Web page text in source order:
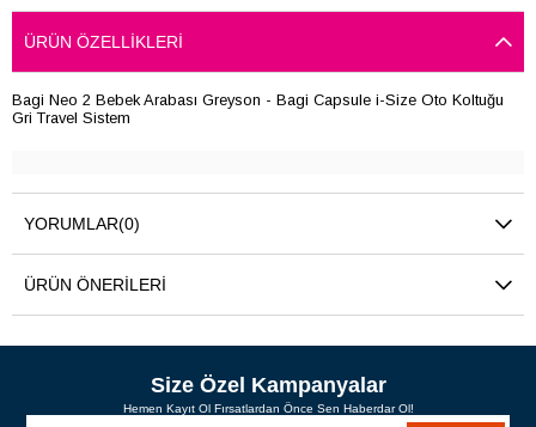
ÜRÜN ÖZELLIKLERI
Bagi Neo 2 Bebek Arabası Greyson - Bagi Capsule i-Size Oto Koltuğu
Gri Travel Sistem
YORUMLAR(0)
ÜRÜN ÖNERILERI
Size Özel Kampanyalar
Hemen Kayıt Ol Fırsatlardan Önce Sen Haberdar Ol!